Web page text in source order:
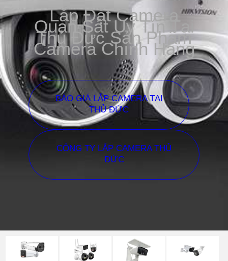
Lắp Đặt Camera
Quan Sát Uy Tín Tại
Thủ Đức Sản Phẩm
Camera Chính Hãng
BÁO GIÁ LẮP CAMERA TẠI
THỦ ĐỨC
CÔNG TY LẮP CAMERA THỦ
ĐỨC